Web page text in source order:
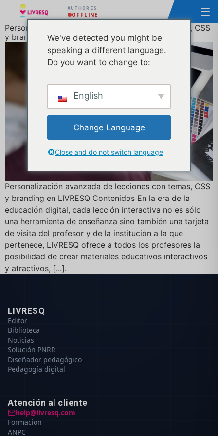
AUTHOR ES
OFFLINE
Personalización avanzada de lecciones con temas, CSS
y branding en LIVRESQ
Personalización avanzada de lecciones con temas, CSS
y branding en LIVRESQ Contenidos En la era de la
educación digital, cada lección interactiva no es sólo
una herramienta de enseñanza sino también una tarjeta
de visita del profesor y de la institución a la que
pertenece, LIVRESQ ofrece a todos los profesores la
posibilidad de crear materiales educativos interactivos
y atractivos, [...].
LIVRESQ
Editor
Biblioteca
Noticias
Solución PNRR
Diseñador pedagógico
Pedagogía digital
Atención al cliente
help@livresq.com
Formación
ANPC
We've detected you might be
speaking a different language.
Do you want to change to:
English
Change Language
Close and do not switch language